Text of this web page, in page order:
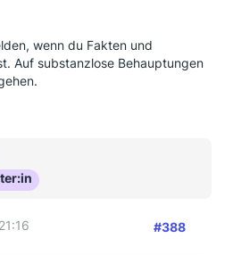
wenn du Fakten und
Auf substanzlose Behauptungen
#388